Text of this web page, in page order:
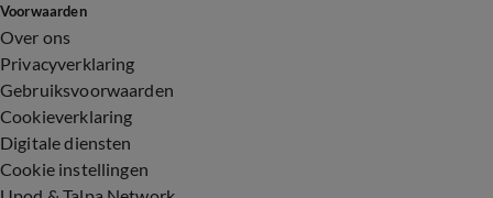
Voorwaarden
Over ons
Privacyverklaring
Gebruiksvoorwaarden
Cookieverklaring
Digitale diensten
Cookie instellingen